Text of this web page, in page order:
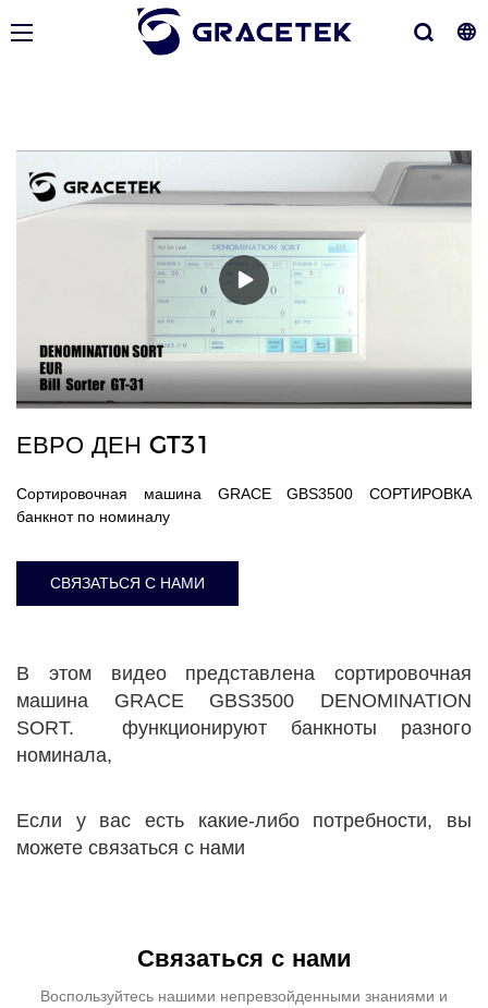
ЕВРО ДЕН GT31
Сортировочная машина GRACE GBS3500 СОРТИРОВКА
банкнот по номиналу
СВЯЗАТЬСЯ С НАМИ
В этом видео представлена ​​сортировочная
машина GRACE GBS3500 DENOMINATION
SORT. функционируют банкноты разного
номинала,
Если у вас есть какие-либо потребности, вы
можете связаться с нами
Связаться с нами
Воспользуйтесь нашими непревзойденными знаниями и